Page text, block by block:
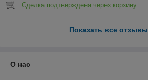
Сделка подтверждена через корзину
Показать все отзывы
О нас